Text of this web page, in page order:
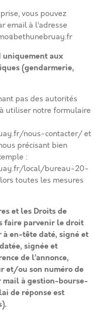
vous pouvez
emailà l’adresse
uniquement aux
(gendarmerie,
pas des autorités
utiliser notre formulaire
nous-contacter/et
précisant bien
:
local/bureau-20-
toutes les mesures
et les Droits de
faire parvenir le droit
en-tête daté, signé et
signée et
de l’annonce,
et/ou son numéro de
mail à gestion-bourse-
de réponse est